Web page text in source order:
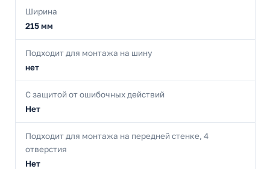
Ширина
215 мм
Подходит для монтажа на шину
нет
С защитой от ошибочных действий
Нет
Подходит для монтажа на передней стенке, 4
отверстия
Нет